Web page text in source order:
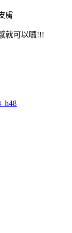
膚
就可以囉!!!